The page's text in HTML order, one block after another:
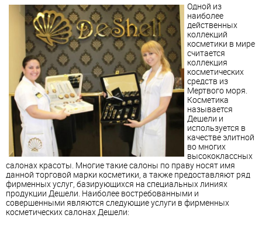
Одной из
наиболее
действенных
коллекций
косметики в мире
считается
коллекция
косметических
средств из
Мертвого моря.
Косметика
называется
Дешели и
используется в
качестве элитной
во многих
высококлассных
салонах красоты. Многие такие салоны по праву носят имя
данной торговой марки косметики, а также предоставляют ряд
фирменных услуг, базирующихся на специальных линиях
продукции Дешели. Наиболее востребованными и
совершенными являются следующие услуги в фирменных
косметических салонах Дешели: